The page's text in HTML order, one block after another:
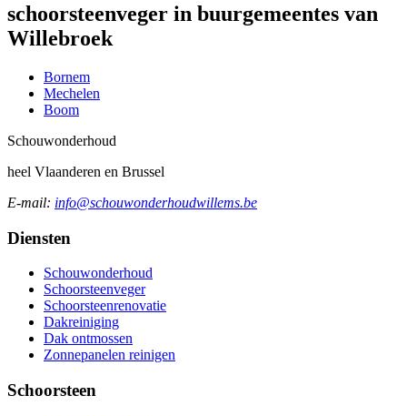
schoorsteenveger in buurgemeentes van
Willebroek
Bornem
Mechelen
Boom
Schouwonderhoud
heel Vlaanderen en Brussel
E-mail: info@schouwonderhoudwillems.be
Diensten
Schouwonderhoud
Schoorsteenveger
Schoorsteenrenovatie
Dakreiniging
Dak ontmossen
Zonnepanelen reinigen
Schoorsteen